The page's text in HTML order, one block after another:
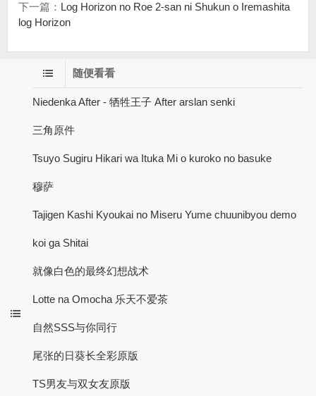
下一篇： Log Horizo​​n no Roe 2-san ni Shukun o Iremashita
log Horizo​​n
随便看看
Niedenka After - 牺牲王子 After arslan senki
三角原件
Tsuyo Sugiru Hikari wa Ituka Mi o kuroko no basuke
穆萨
Tajigen Kashi Kyoukai no Miseru Yume chuunibyou demo
koi ga Shitai
就像白色的最终幻想战术
Lotte na Omocha 乐天不爱茶
自然SSS与你同行
尾张的日葵长全彩原版
TS男友与双女友原版